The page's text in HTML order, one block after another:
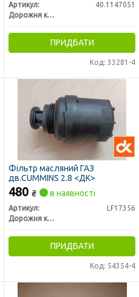
Артикул:
40.1147051
Дорожня карта
ПРИДБАТИ
Код: 33281-4
Фільтр масляний ГАЗ
дв.CUMMINS 2.8 <ДК>
480 ₴ в наявності
Артикул:
LF17356
Дорожня карта
ПРИДБАТИ
Код: 54354-4